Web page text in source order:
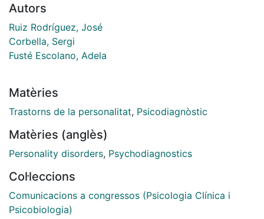
Autors
Ruiz Rodríguez, José
Corbella, Sergi
Fusté Escolano, Adela
Matèries
Trastorns de la personalitat, Psicodiagnòstic
Matèries (anglès)
Personality disorders, Psychodiagnostics
Col·leccions
Comunicacions a congressos (Psicologia Clínica i
Psicobiologia)